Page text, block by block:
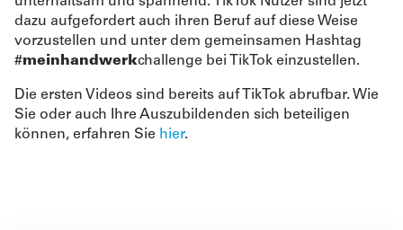
dazu aufgefordert auch ihren Beruf auf diese Weise
vorzustellen und unter dem gemeinsamen Hashtag
#meinhandwerkchallenge bei TikTok einzustellen.
Die ersten Videos sind bereits auf TikTok abrufbar. Wie
Sie oder auch Ihre Auszubildenden sich beteiligen
können, erfahren Sie hier.